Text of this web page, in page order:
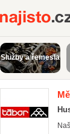
Služby a řemesla